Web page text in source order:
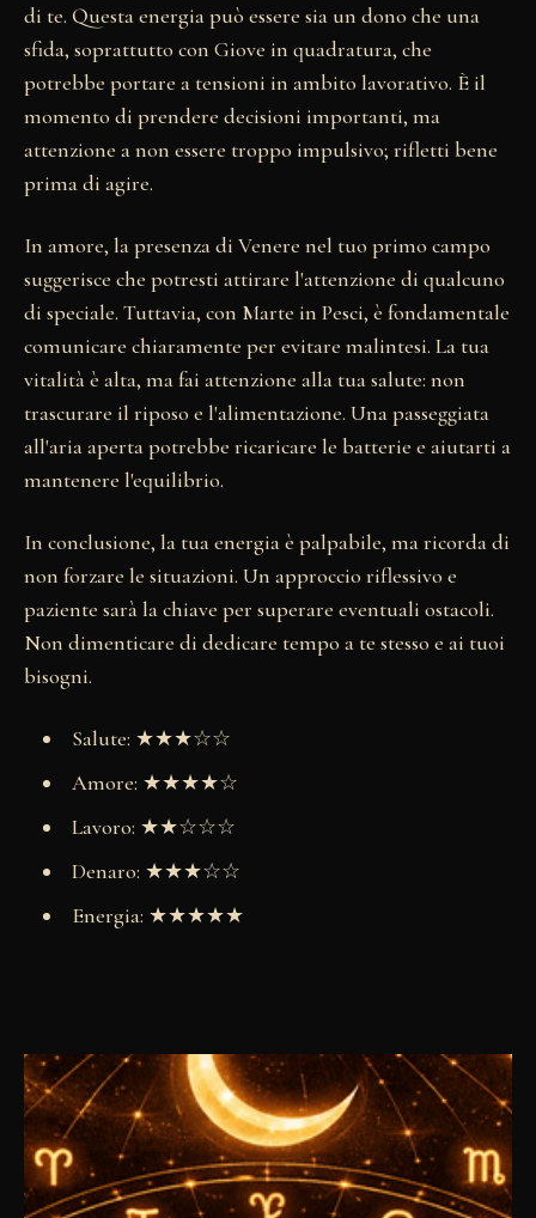
di te. Questa energia può essere sia un dono che una
sfida, soprattutto con Giove in quadratura, che
potrebbe portare a tensioni in ambito lavorativo. È il
momento di prendere decisioni importanti, ma
attenzione a non essere troppo impulsivo; rifletti bene
prima di agire.
In amore, la presenza di Venere nel tuo primo campo
suggerisce che potresti attirare l'attenzione di qualcuno
di speciale. Tuttavia, con Marte in Pesci, è fondamentale
comunicare chiaramente per evitare malintesi. La tua
vitalità è alta, ma fai attenzione alla tua salute: non
trascurare il riposo e l'alimentazione. Una passeggiata
all'aria aperta potrebbe ricaricare le batterie e aiutarti a
mantenere l'equilibrio.
In conclusione, la tua energia è palpabile, ma ricorda di
non forzare le situazioni. Un approccio riflessivo e
paziente sarà la chiave per superare eventuali ostacoli.
Non dimenticare di dedicare tempo a te stesso e ai tuoi
bisogni.
Salute: ★★★☆☆
Amore: ★★★★☆
Lavoro: ★★☆☆☆
Denaro: ★★★☆☆
Energia: ★★★★★